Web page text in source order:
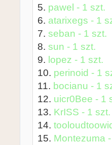
5. pawel - 1 szt.
6. atarixegs - 1
7. seban - 1 szt.
8. sun - 1 szt.
9. lopez - 1 szt.
10. perinoid - 1
11. bocianu - 1
12. uicr0Bee - 1
13. KrISS - 1 szt.
14.
15. Montezuma